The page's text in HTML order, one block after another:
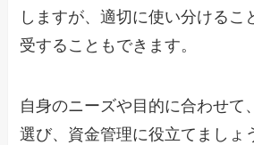
しますが、適切に使い分けるこ
受することもできます。
自身のニーズや目的に合わせて
選び、資金管理に役立てましょ